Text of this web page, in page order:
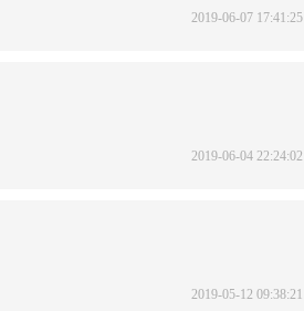
2019-06-07 17:41:25
2019-06-04 22:24:02
2019-05-12 09:38:21